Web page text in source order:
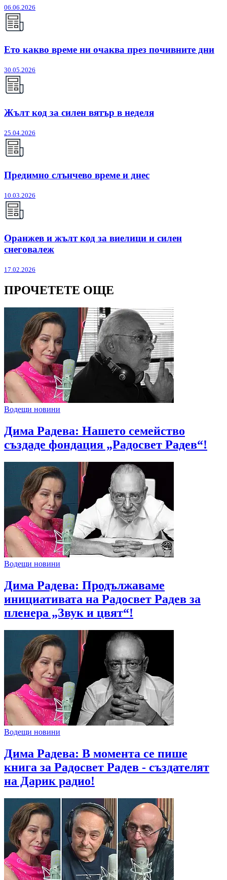
06.06.2026
Ето какво време ни очаква през почивните дни
30.05.2026
Жълт код за силен вятър в неделя
25.04.2026
Предимно слънчево време и днес
10.03.2026
Оранжев и жълт код за виелици и силен
снеговалеж
17.02.2026
ПРОЧЕТЕТЕ ОЩЕ
Водещи новини
Дима Радева: Нашето семейство
създаде фондация „Радосвет Радев“!
Водещи новини
Дима Радева: Продължаваме
инициативата на Радосвет Радев за
пленера „Звук и цвят“!
Водещи новини
Дима Радева: В момента се пише
книга за Радосвет Радев - създателят
на Дарик радио!